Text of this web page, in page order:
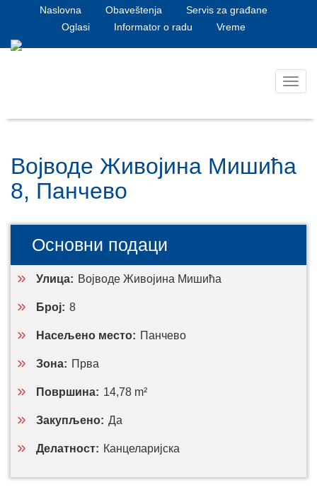
Naslovna Obaveštenja
Servis za građane
Oglasi
Informator o radu Vreme
Војводе Живојина Мишића
8, Панчево
Основни подаци
Улица: Војводе Живојина Мишића
Број: 8
Насељено место: Панчево
Зона: Прва
Површина: 14,78 m²
Закупљено: Да
Делатност: Канцеларијска